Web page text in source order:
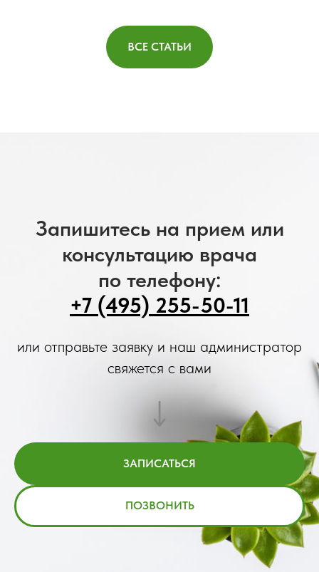
ВСЕ СТАТЬИ
Запишитесь на прием или
консультацию врача
по телефону:
+7 (495) 255-50-11
или отправьте заявку и наш администратор
свяжется с вами
ЗАПИСАТЬСЯ
ПОЗВОНИТЬ